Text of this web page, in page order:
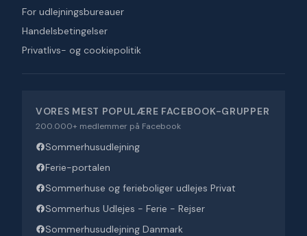
For udlejningsbureauer
Handelsbetingelser
Privatlivs- og cookiepolitik
VORES MEST POPULÆRE FACEBOOK-GRUPPER
200.000+ medlemmer på Facebook
Sommerhusudlejning
Ferie-portalen
Sommerhuse og ferieboliger udlejes Privat
Sommerhus Udlejes - Ferie - Rejser
Sommerhusudlejning Danmark